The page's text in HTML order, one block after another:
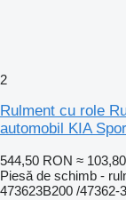
2
Rulment cu role
automobil KIA
544,50 RON ≈
Piesă de schimb -
473623B200 /47362-